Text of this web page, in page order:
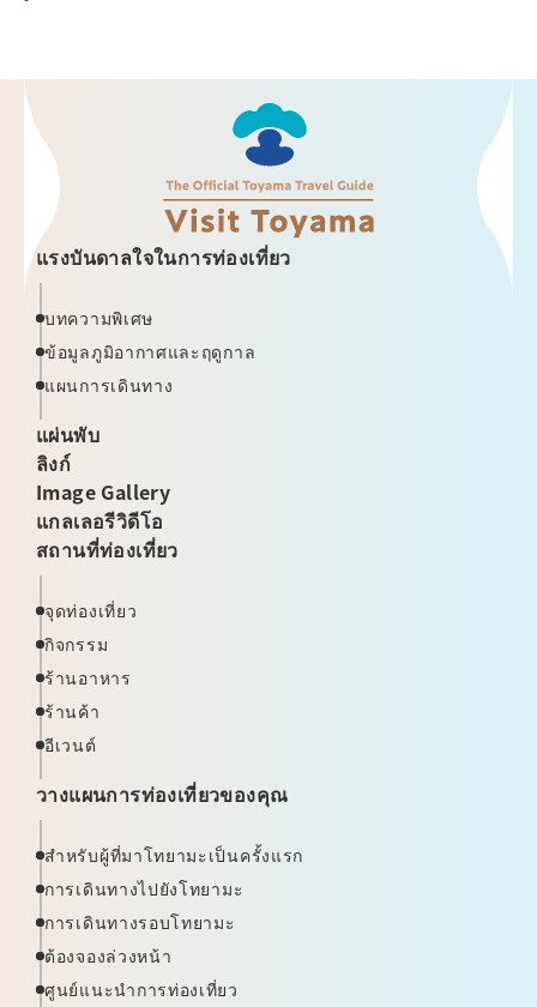
แรงบันดาลใจในการท่องเที่ยว
บทความพิเศษ
ข้อมูลภูมิอากาศและฤดูกาล
แผนการเดินทาง
แผ่นพับ
ลิงก์
Image Gallery
แกลเลอรีวิดีโอ
สถานที่ท่องเที่ยว
จุดท่องเที่ยว
กิจกรรม
ร้านอาหาร
ร้านค้า
อีเวนต์
วางแผนการท่องเที่ยวของคุณ
สำหรับผู้ที่มาโทยามะเป็นครั้งแรก
การเดินทางไปยังโทยามะ
การเดินทางรอบโทยามะ
ต้องจองล่วงหน้า
ศูนย์แนะนำการท่องเที่ยว